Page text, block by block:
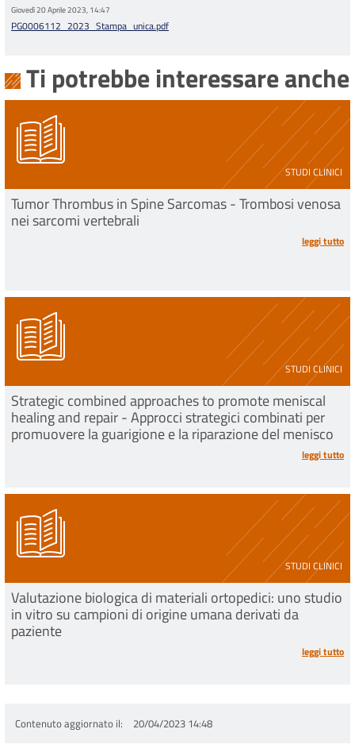
Giovedì 20 Aprile 2023, 14:47
PG0006112_2023_Stampa_unica.pdf
Ti potrebbe interessare anche
STUDI CLINICI
Tumor Thrombus in Spine Sarcomas - Trombosi venosa
nei sarcomi vertebrali
leggi tutto
STUDI CLINICI
Strategic combined approaches to promote meniscal
healing and repair - Approcci strategici combinati per
promuovere la guarigione e la riparazione del menisco
leggi tutto
STUDI CLINICI
Valutazione biologica di materiali ortopedici: uno studio
in vitro su campioni di origine umana derivati da
paziente
leggi tutto
Contenuto aggiornato il 20/04/2023 14:48